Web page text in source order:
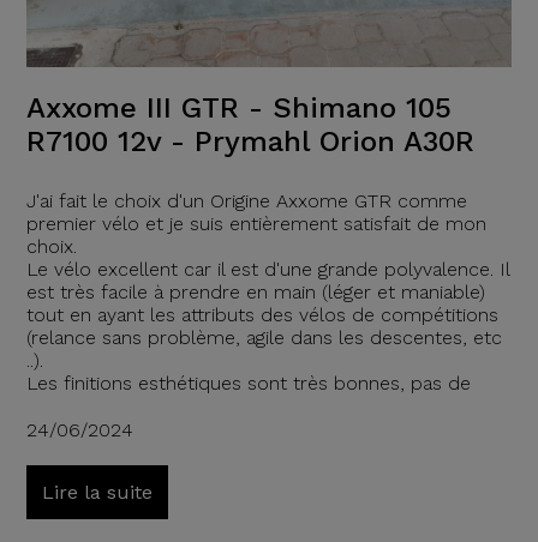
Axxome III GTR - Shimano 105
R7100 12v - Prymahl Orion A30R
J'ai fait le choix d'un Origine Axxome GTR comme
premier vélo et je suis entièrement satisfait de mon
choix.
Le vélo excellent car il est d'une grande polyvalence. Il
est très facile à prendre en main (léger et maniable)
tout en ayant les attributs des vélos de compétitions
(relance sans problème, agile dans les descentes, etc
..).
Les finitions esthétiques sont très bonnes, pas de
24/06/2024
Lire la suite